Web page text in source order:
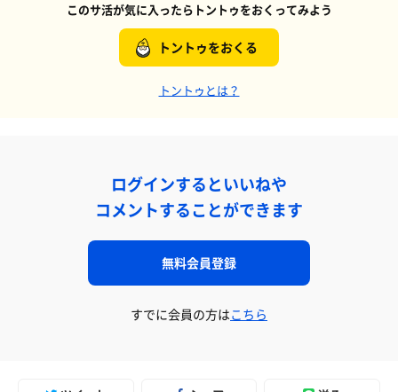
このサ活が気に入ったらトントゥをおくってみよう
トントゥをおくる
トントゥとは？
ログインするといいねや
コメントすることができます
無料会員登録
すでに会員の方はこちら